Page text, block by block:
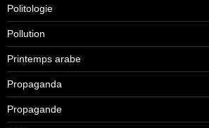
Politologie
Pollution
Printemps arabe
Propaganda
Propagande